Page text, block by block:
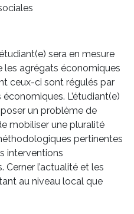
sera en mesure
les agrégats économiques
ceux-ci sont régulés par
L’étudiant(e)
un problème de
mobiliser une pluralité
pertinentes
interventions
l’actualité et les
au niveau local que